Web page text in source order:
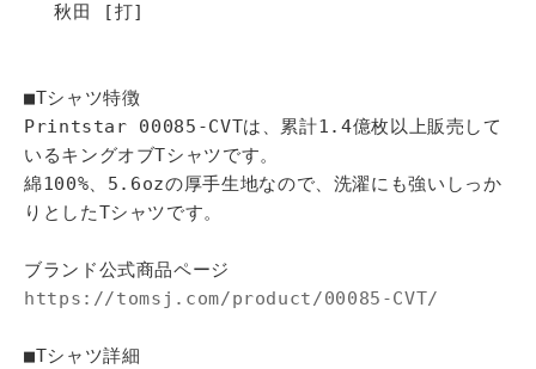
秋田 [打]
■Tシャツ特徴
Printstar 00085-CVTは、累計1.4億枚以上販売して
いるキングオブTシャツです。
綿100%、5.6ozの厚手生地なので、洗濯にも強いしっか
りとしたTシャツです。
ブランド公式商品ページ
https://tomsj.com/product/00085-CVT/
■Tシャツ詳細